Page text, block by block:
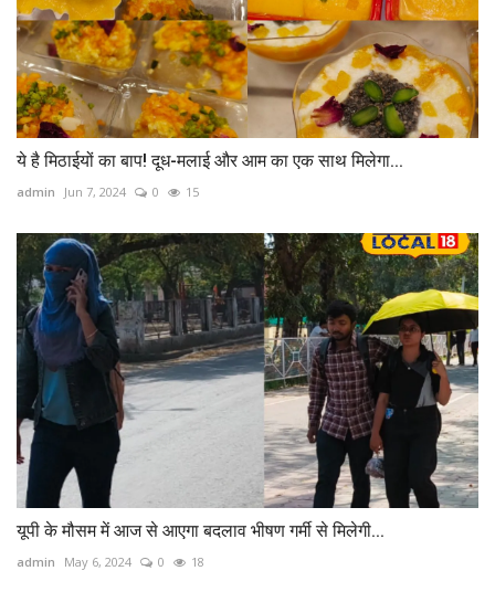
ये है मिठाईयों का बाप! दूध-मलाई और आम का एक साथ मिलेगा...
admin Jun 7, 2024 0 15
यूपी के मौसम में आज से आएगा बदलाव भीषण गर्मी से मिलेगी...
admin May 6, 2024 0 18